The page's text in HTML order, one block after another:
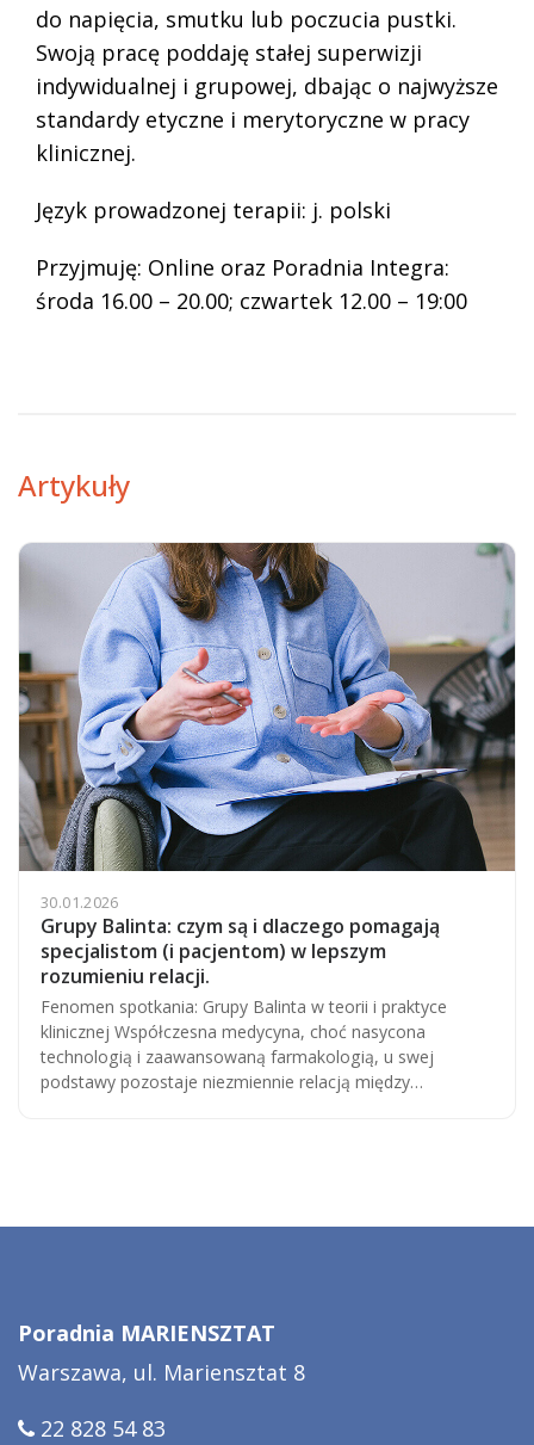
do napięcia, smutku lub poczucia pustki.
Swoją pracę poddaję stałej superwizji
indywidualnej i grupowej, dbając o najwyższe
standardy etyczne i merytoryczne w pracy
klinicznej.
Język prowadzonej terapii: j. polski
Przyjmuję: Online oraz Poradnia Integra:
środa 16.00 – 20.00; czwartek 12.00 – 19:00
Artykuły
30.01.2026
Grupy Balinta: czym są i dlaczego pomagają
specjalistom (i pacjentom) w lepszym
rozumieniu relacji.
Fenomen spotkania: Grupy Balinta w teorii i praktyce
klinicznej Współczesna medycyna, choć nasycona
technologią i zaawansowaną farmakologią, u swej
podstawy pozostaje niezmiennie relacją między…
Poradnia MARIENSZTAT
Warszawa, ul. Mariensztat 8
22 828 54 83